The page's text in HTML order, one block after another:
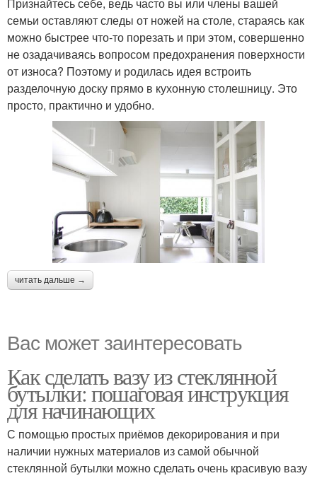
семьи оставляют следы от ножей на столе, стараясь как
можно быстрее что-то порезать и при этом, совершенно
не озадачиваясь вопросом предохранения поверхности
от износа? Поэтому и родилась идея встроить
разделочную доску прямо в кухонную столешницу. Это
просто, практично и удобно.
читать дальше →
Вас может заинтересовать
Как сделать вазу из стеклянной
бутылки: пошаговая инструкция
для начинающих
С помощью простых приёмов декорирования и при
наличии нужных материалов из самой обычной
стеклянной бутылки можно сделать очень красивую вазу